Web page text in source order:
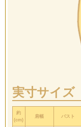
実寸サイズ
約
(cm)
肩幅 バスト